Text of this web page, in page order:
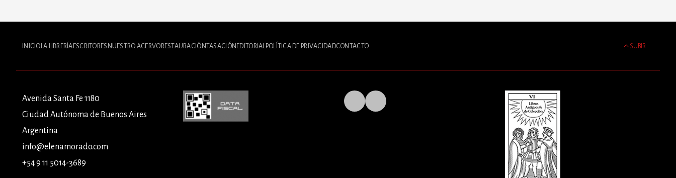
INICIO LA LIBRERÍA ESCRITORES NUESTRO ACERVO RESTAURACIÓN TASACIÓN EDITORIALPOLÍTICA DE PRIVACIDADCONTACTO SUBIR
Avenida Santa Fe 1180
Ciudad Autónoma de Buenos Aires
Argentina
info@elenamorado.com
+54 9 11 5014-3689